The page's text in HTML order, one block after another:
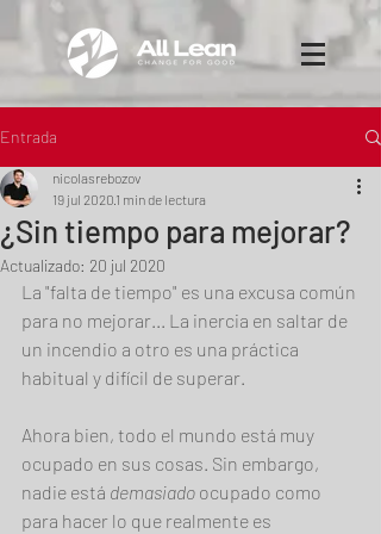
Entrada
¿Sin tiempo para mejorar?
nicolasrebozov
19 jul 2020 1 min de lectura
Actualizado: 20 jul 2020
La "falta de tiempo" es una excusa común
para no mejorar... La inercia en saltar de
un incendio a otro es una práctica
habitual y difícil de superar.
Ahora bien, todo el mundo está muy
ocupado en sus cosas. Sin embargo,
nadie está demasiado ocupado como
para hacer lo que realmente es